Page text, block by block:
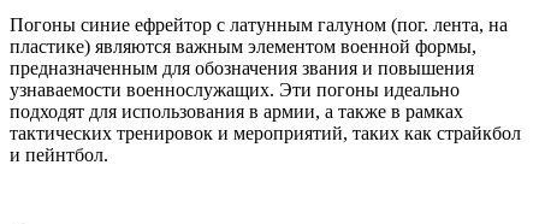
Погоны синие ефрейтор с латунным галуном (пог. лента, на
пластике) являются важным элементом военной формы,
предназначенным для обозначения звания и повышения
узнаваемости военнослужащих. Эти погоны идеально
подходят для использования в армии, а также в рамках
тактических тренировок и мероприятий, таких как страйкбол
и пейнтбол.